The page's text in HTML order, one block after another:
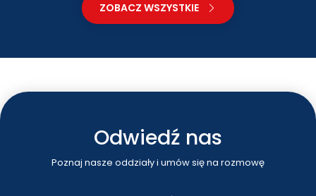
ZOBACZ WSZYSTKIE
Odwiedź nas
Poznaj nasze oddziały i umów się na rozmowę